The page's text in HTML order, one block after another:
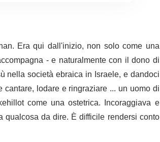
Era qui dall'inizio, non solo come una
- e naturalmente con il dono di
nella società ebraica in Israele, e dandoci
lodare e ringraziare ... un uomo di
come una ostetrica. Incoraggiava e
da dire. È difficile rendersi conto